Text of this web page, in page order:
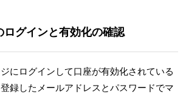
ログインと有効化の確認
にログインして口座が有効化されている
録したメールアドレスとパスワードでマ